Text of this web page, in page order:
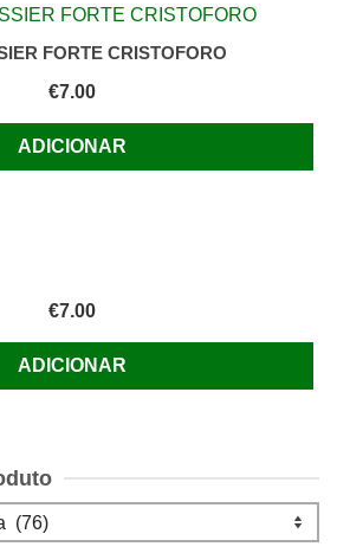
FORTE CRISTOFORO
€7.00
ADICIONAR
€7.00
ADICIONAR